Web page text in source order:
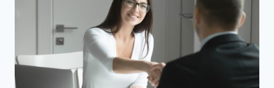
RENCONTRE